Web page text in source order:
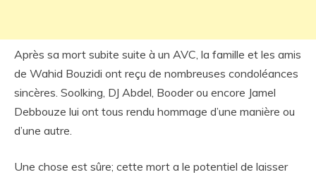
Après sa mort subite suite à un AVC, la famille et les amis
de Wahid Bouzidi ont reçu de nombreuses condoléances
sincères. Soolking, DJ Abdel, Booder ou encore Jamel
Debbouze lui ont tous rendu hommage d’une manière ou
d’une autre.
Une chose est sûre; cette mort a le potentiel de laisser